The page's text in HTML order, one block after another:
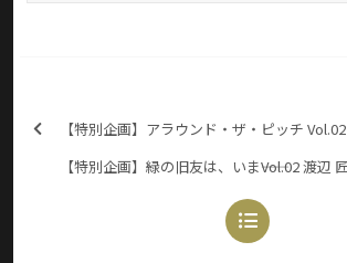
【特別企画】アラウンド・ザ・ピッチ Vol.02